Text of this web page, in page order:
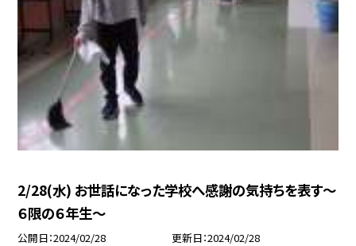
2/28(水) お世話になった学校へ感謝の気持ちを表す〜
６限の６年生〜
公開日 2024/02/28 更新日 2024/02/28